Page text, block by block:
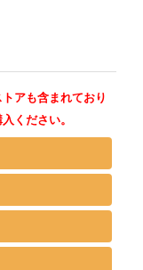
アも含まれており
ください。